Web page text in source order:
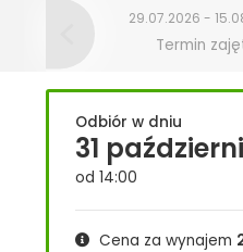
29.07.2026 -
Termin
Odbiór w dniu
31
od 14:00
Cena za wynajem